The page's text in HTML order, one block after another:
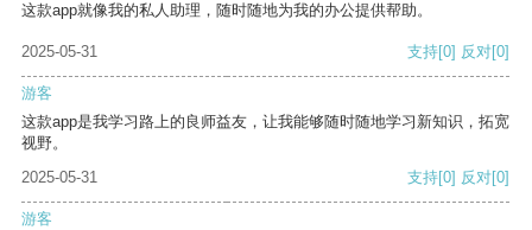
这款app就像我的私人助理，随时随地为我的办公提供帮助。
2025-05-31 支持[0] 反对[0]
游客
这款app是我学习路上的良师益友，让我能够随时随地学习新知识，拓宽
视野。
2025-05-31
支持[0] 反对[0]
游客